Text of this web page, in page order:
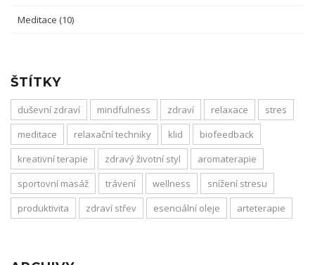
Meditace (10)
ŠTÍTKY
duševní zdraví mindfulness zdraví relaxace
stres
meditace
relaxační techniky klid
biofeedback
kreativní terapie
zdravý životní styl
aromaterapie
sportovní masáž
trávení wellness
snížení stresu
produktivita
zdraví střev esenciální oleje arteterapie